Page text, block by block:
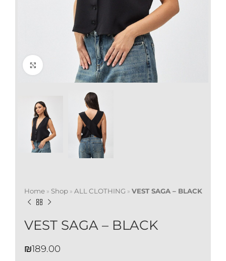
Click to enlarge
Home» Shop» ALL CLOTHING » VEST SAGA – BLACK
VEST SAGA – BLACK
₪